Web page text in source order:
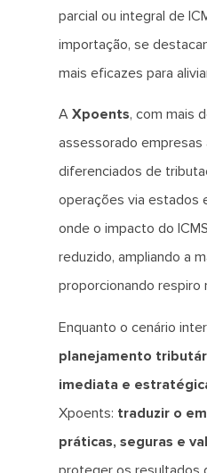
parcial ou integral de
importação, se
mais eficazes para
A Xpoents, com mais
assessorado
diferenciados de
operações via estados
onde o impacto do
reduzido, ampliando a
proporcionando respiro
Enquanto o cenário
planejamento
imediata e
Xpoents: traduzir o
práticas, seguras e